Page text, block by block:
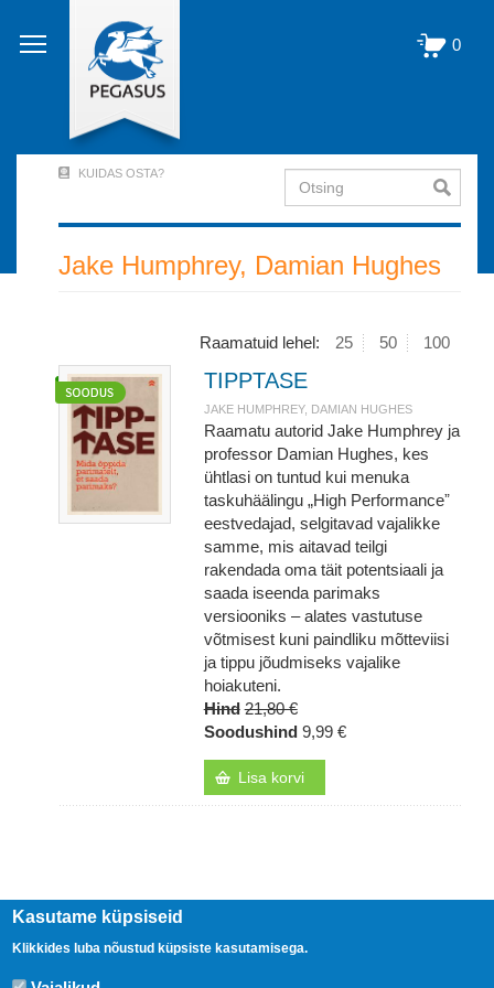
edasi
põhisisu
0
Account
Menu
KUIDAS OSTA? Otsing
Jake Humphrey, Damian Hughes
Raamatuid lehel: 25 50 100
TIPPTASE
JAKE HUMPHREY, DAMIAN HUGHES
Raamatu autorid Jake Humphrey ja
professor Damian Hughes, kes
ühtlasi on tuntud kui menuka
taskuhäälingu „High Performanceˮ
eestvedajad, selgitavad vajalikke
samme, mis aitavad teilgi
rakendada oma täit potentsiaali ja
saada iseenda parimaks
versiooniks – alates vastutuse
võtmisest kuni paindliku mõtteviisi
ja tippu jõudmiseks vajalike
hoiakuteni.
Hind 21,80 €
Soodushind 9,99 €
Lisa korvi
Kasutame küpsiseid
Klikkides luba nõustud küpsiste kasutamisega.